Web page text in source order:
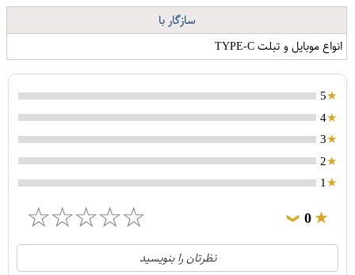
سازگار با
انواع موبایل و تبلت TYPE-C
5
4
3
2
1
0
❯
☆
☆
☆
☆
☆
0
نظرتان را بنویسید